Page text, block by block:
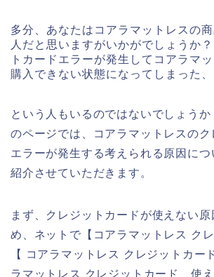
多分、あなたはコアラマットレスの
人だと思いますがいかがでしょうか
トカードエラーが発生してコアラマ
購入できない状態になってしまった、
という人もいるのではないでしょうか
のページでは、コアラマットレスのク
エラーが発生する考えられる原因に
紹介させていただきます。
まず、クレジットカードが使えない原
め、ネットで【コアラマットレス クレ
【 コアラマットレス クレジットカ
ラマットレス クレジットカード 使